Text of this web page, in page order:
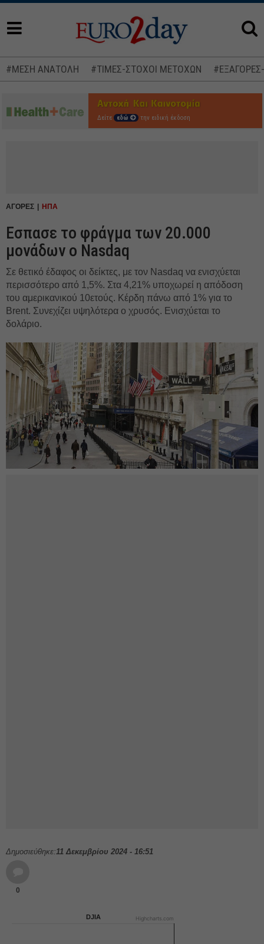
#ΜΕΣΗ ΑΝΑΤΟΛΗ #ΤΙΜΕΣ-ΣΤΟΧΟΙ ΜΕΤΟΧΩΝ
Δείτε εδώ την ειδική έκδοση
ΑΓΟΡΕΣ ΗΠΑ
Εσπασε το φράγμα των 20.000
μονάδων ο Nasdaq
Σε θετικό έδαφος οι δείκτες, με τον Nasdaq να ενισχύεται
περισσότερο από 1,5%. Στα 4,21% υποχωρεί η απόδοση
του αμερικανικού 10ετούς. Κέρδη πάνω από 1% για το
Brent. Συνεχίζει υψηλότερα ο χρυσός. Ενισχύεται το
δολάριο.
Δημοσιεύθηκε:11 Δεκεμβρίου 2024 - 16:51
0
DJIA Highcharts.com